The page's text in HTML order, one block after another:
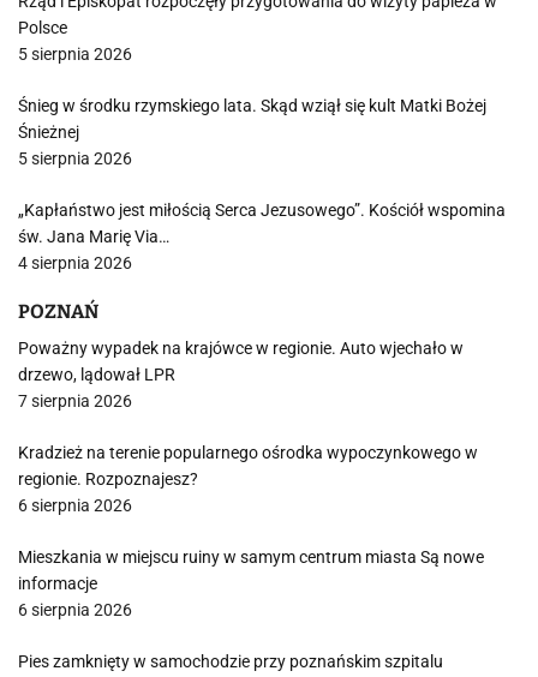
Polsce
5 sierpnia 2026
Śnieg w środku rzymskiego lata. Skąd wziął się kult Matki Bożej
Śnieżnej
5 sierpnia 2026
„Kapłaństwo jest miłością Serca Jezusowego”. Kościół wspomina
św. Jana Marię Via…
4 sierpnia 2026
POZNAŃ
Poważny wypadek na krajówce w regionie. Auto wjechało w
drzewo, lądował LPR
7 sierpnia 2026
Kradzież na terenie popularnego ośrodka wypoczynkowego w
regionie. Rozpoznajesz?
6 sierpnia 2026
Mieszkania w miejscu ruiny w samym centrum miasta Są nowe
informacje
6 sierpnia 2026
Pies zamknięty w samochodzie przy poznańskim szpitalu